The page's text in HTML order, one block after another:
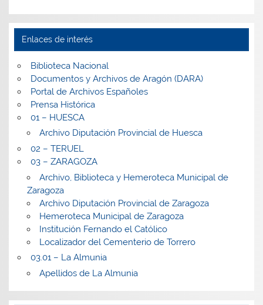
Enlaces de interés
Biblioteca Nacional
Documentos y Archivos de Aragón (DARA)
Portal de Archivos Españoles
Prensa Histórica
01 – HUESCA
Archivo Diputación Provincial de Huesca
02 – TERUEL
03 – ZARAGOZA
Archivo, Biblioteca y Hemeroteca Municipal de
Zaragoza
Archivo Diputación Provincial de Zaragoza
Hemeroteca Municipal de Zaragoza
Institución Fernando el Católico
Localizador del Cementerio de Torrero
03.01 – La Almunia
Apellidos de La Almunia